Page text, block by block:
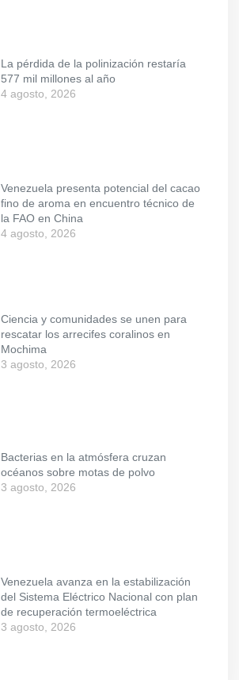
La pérdida de la polinización restaría
577 mil millones al año
4 agosto, 2026
Venezuela presenta potencial del cacao
fino de aroma en encuentro técnico de
la FAO en China
4 agosto, 2026
Ciencia y comunidades se unen para
rescatar los arrecifes coralinos en
Mochima
3 agosto, 2026
Bacterias en la atmósfera cruzan
océanos sobre motas de polvo
3 agosto, 2026
Venezuela avanza en la estabilización
del Sistema Eléctrico Nacional con plan
de recuperación termoeléctrica
3 agosto, 2026